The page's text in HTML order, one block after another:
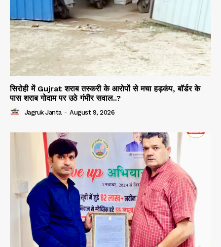
सिरोही में Gujrat शराब तस्करी के आरोपों से मचा हड़कंप, बॉर्डर के
पास शराब गोदाम पर उठे गंभीर सवाल..?
Jagruk Janta - August 9, 2026